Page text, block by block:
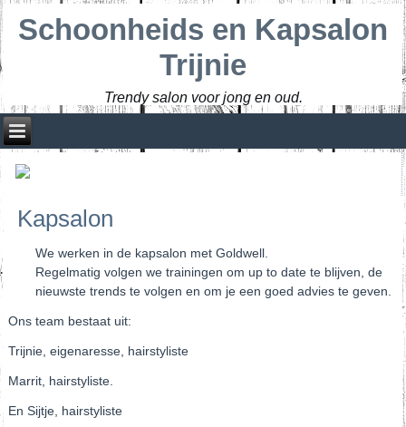
Schoonheids en Kapsalon
Trijnie
Trendy salon voor jong en oud.
Kapsalon
We werken in de kapsalon met Goldwell.
Regelmatig volgen we trainingen om up to date te blijven, de
nieuwste trends te volgen en om je een goed advies te geven.
Ons team bestaat uit:
Trijnie, eigenaresse, hairstyliste
Marrit, hairstyliste.
En Sijtje, hairstyliste